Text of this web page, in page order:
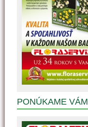
PONÚKAME VÁM